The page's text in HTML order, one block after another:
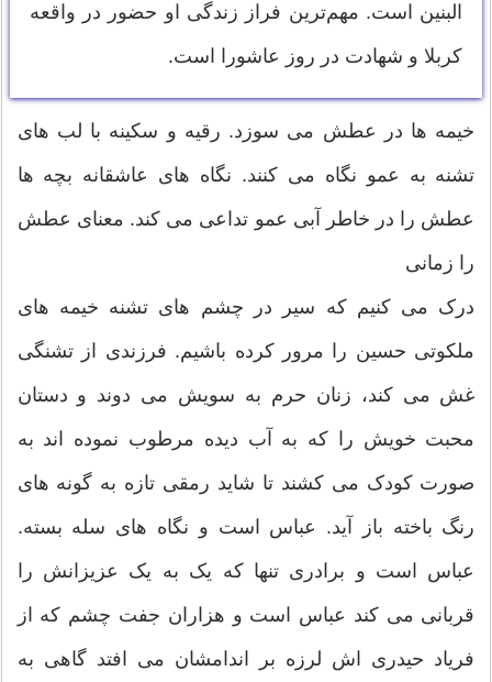
البنین است. مهم‌ترین فراز زندگی او حضور در واقعه
کربلا و شهادت در روز عاشورا است.
خیمه ها در عطش می سوزد. رقیه و سکینه با لب های
تشنه به عمو نگاه می کنند. نگاه های عاشقانه بچه ها
عطش را در خاطر آبی عمو تداعی می کند. معنای عطش
را زمانی
درک می کنیم که سیر در چشم های تشنه خیمه های
ملکوتی حسین را مرور کرده باشیم. فرزندی از تشنگی
غش می کند، زنان حرم به سویش می دوند و دستان
محبت خویش را که به آب دیده مرطوب نموده اند به
صورت کودک می کشند تا شاید رمقی تازه به گونه های
رنگ باخته باز آید. عباس است و نگاه های سله بسته.
عباس است و برادری تنها که یک به یک عزیزانش را
قربانی می کند عباس است و هزاران جفت چشم که از
فریاد حیدری اش لرزه بر اندامشان می افتد گاهی به